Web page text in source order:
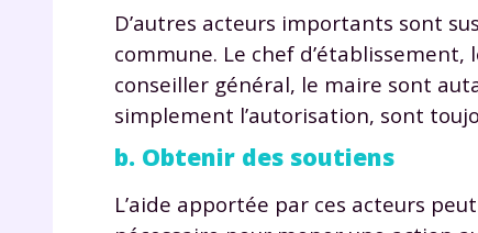
D’autres acteurs importants sont
commune. Le chef
conseiller général, le maire sont
simplement l’autorisation, sont
b. Obtenir des soutiens
L’aide apportée par ces acteurs